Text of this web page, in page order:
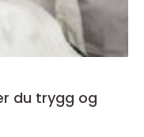
du trygg og